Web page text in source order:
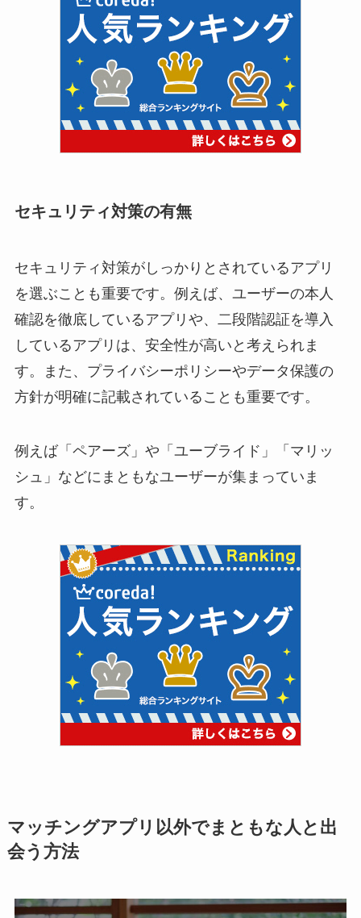
セキュリティ対策の有無
セキュリティ対策がしっかりとされているアプリ
を選ぶことも重要です。例えば、ユーザーの本人
確認を徹底しているアプリや、二段階認証を導入
しているアプリは、安全性が高いと考えられま
す。また、プライバシーポリシーやデータ保護の
方針が明確に記載されていることも重要です。
例えば「ペアーズ」や「ユーブライド」「マリッ
シュ」などにまともなユーザーが集まっていま
す。
マッチングアプリ以外でまともな人と出
会う方法